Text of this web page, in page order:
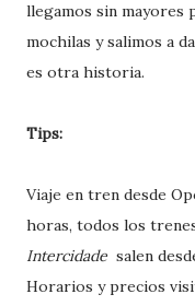
llegamos sin mayores
mochilas y salimos a
es otra historia.
Tips:
Viaje en tren desde
horas, todos los
Intercidade salen
Horarios y precios